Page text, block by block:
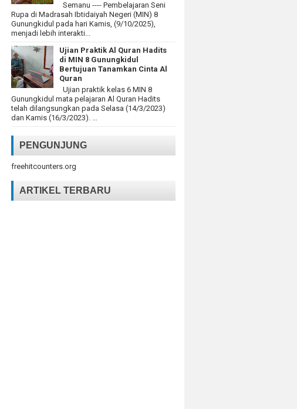
Semanu ---- Pembelajaran Seni
Rupa di Madrasah Ibtidaiyah Negeri (MIN) 8
Gunungkidul pada hari Kamis, (9/10/2025),
menjadi lebih interakti...
Ujian Praktik Al Quran Hadits
di MIN 8 Gunungkidul
Bertujuan Tanamkan Cinta Al
Quran
Ujian praktik kelas 6 MIN 8
Gunungkidul mata pelajaran Al Quran Hadits
telah dilangsungkan pada Selasa (14/3/2023)
dan Kamis (16/3/2023). ...
PENGUNJUNG
freehitcounters.org
ARTIKEL TERBARU